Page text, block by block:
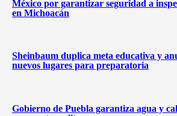
México por garantizar seguridad a
en Michoacán
Sheinbaum duplica meta educativa y
nuevos lugares para preparatoria
Gobierno de Puebla garantiza agua y